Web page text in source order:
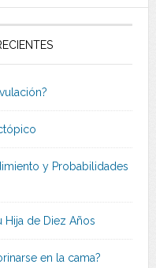
y Probabilidades
Hija de Diez Años
en la cama?